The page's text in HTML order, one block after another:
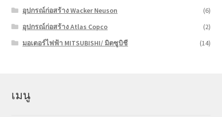
อุปกรณ์ก่อสร้าง Wacker Neuson
(6)
อุปกรณ์ก่อสร้าง Atlas Copco
(2)
มอเตอร์ไฟฟ้า MITSUBISHI/ มิตซูบิชี
(14)
เมนู